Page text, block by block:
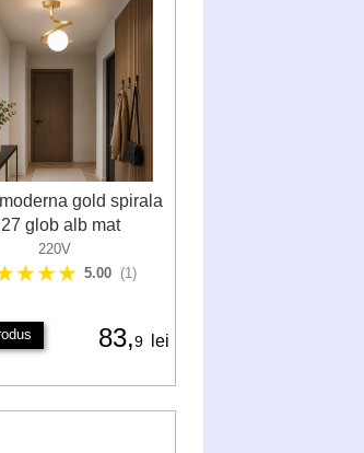
gold spirala
glob alb mat
220V
5.00 (1)
83,9 lei